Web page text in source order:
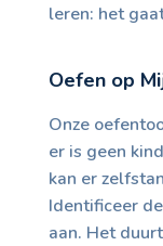
leren: het
Oefen op
Onze
er is geen
kan er
Identificeer
aan. Het